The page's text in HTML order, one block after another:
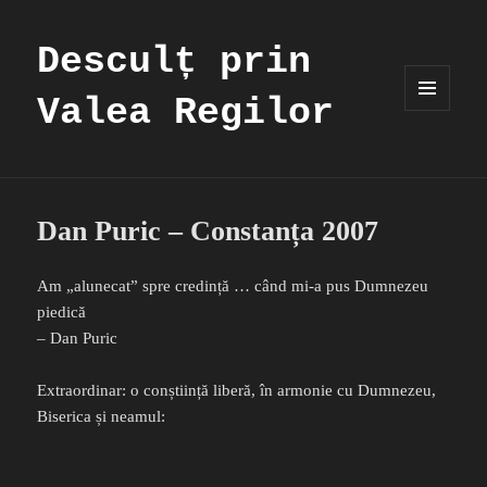
Desculț prin
Valea Regilor
Dan Puric – Constanța 2007
Am „alunecat” spre credință … când mi-a pus Dumnezeu
piedică
– Dan Puric
Extraordinar: o conștiință liberă, în armonie cu Dumnezeu,
Biserica și neamul: